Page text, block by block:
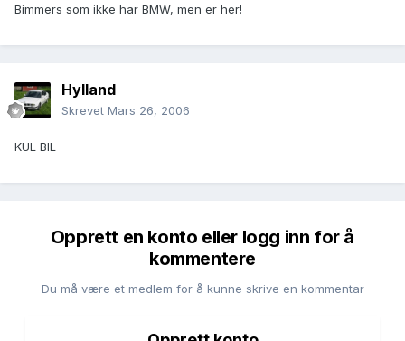
Bimmers som ikke har BMW, men er her!
Hylland
Skrevet Mars 26, 2006
KUL BIL
Opprett en konto eller logg inn for å
kommentere
Du må være et medlem for å kunne skrive en kommentar